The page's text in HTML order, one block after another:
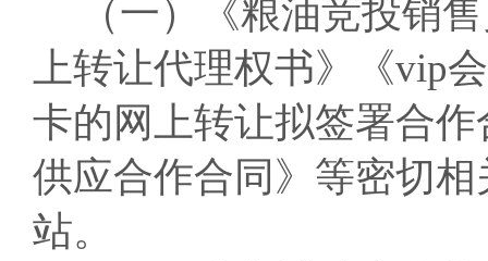
（一）《粮油竞投销
上转让代理权书》《vip
卡的网上转让拟签署合
供应合作合同》等密切
站。